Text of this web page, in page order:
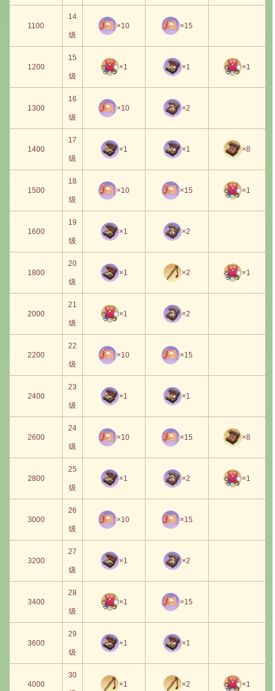
1100
14
级
×10 ×15
1200
15
级
×1 ×1 ×1
1300
16
级
×10 ×2
1400
17
级
×1 ×1 ×8
1500
18
级
×10 ×15 ×1
1600
19
级
×1 ×2
1800
20
级
×1 ×2 ×1
2000
21
级
×1 ×2
2200
22
级
×10 ×15
2400
23
级
×1 ×1
2600
24
级
×10 ×15 ×8
2800
25
级
×1 ×2 ×1
3000
26
级
×10 ×15
3200
27
级
×1 ×2
3400
28
级
×1 ×15
3600
29
级
×1 ×1
4000
30
×1 ×2 ×1